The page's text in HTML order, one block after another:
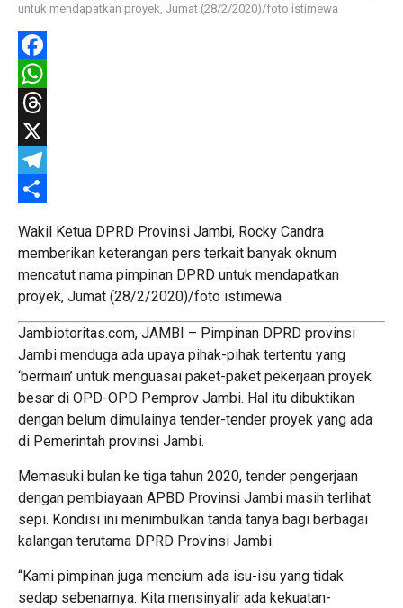
untuk mendapatkan proyek, Jumat (28/2/2020)/foto istimewa
Facebook
WhatsApp
Threads
X
Telegram
Wakil Ketua DPRD Provinsi Jambi, Rocky Candra
memberikan keterangan pers terkait banyak oknum
mencatut nama pimpinan DPRD untuk mendapatkan
proyek, Jumat (28/2/2020)/foto istimewa
Jambiotoritas.com, JAMBI – Pimpinan DPRD provinsi
Jambi menduga ada upaya pihak-pihak tertentu yang
‘bermain’ untuk menguasai paket-paket pekerjaan proyek
besar di OPD-OPD Pemprov Jambi. Hal itu dibuktikan
dengan belum dimulainya tender-tender proyek yang ada
di Pemerintah provinsi Jambi.
Memasuki bulan ke tiga tahun 2020, tender pengerjaan
dengan pembiayaan APBD Provinsi Jambi masih terlihat
sepi. Kondisi ini menimbulkan tanda tanya bagi berbagai
kalangan terutama DPRD Provinsi Jambi.
“Kami pimpinan juga mencium ada isu-isu yang tidak
sedap sebenarnya. Kita mensinyalir ada kekuatan-